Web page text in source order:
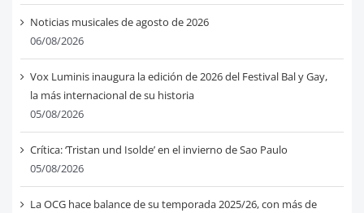
Noticias musicales de agosto de 2026
06/08/2026
Vox Luminis inaugura la edición de 2026 del Festival Bal y Gay,
la más internacional de su historia
05/08/2026
Crítica: ‘Tristan und Isolde’ en el invierno de Sao Paulo
05/08/2026
La OCG hace balance de su temporada 2025/26, con más de